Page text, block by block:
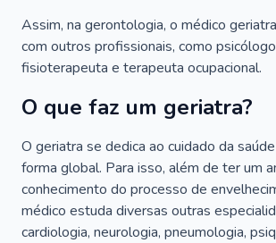
Assim, na gerontologia, o médico
com outros profissionais, como
fisioterapeuta e terapeuta ocupacional.
O que faz um geriatra?
O geriatra se dedica ao cuidado da
forma global. Para isso, além de ter um
conhecimento do processo de
médico estuda diversas outras
cardiologia, neurologia, pneumologia,